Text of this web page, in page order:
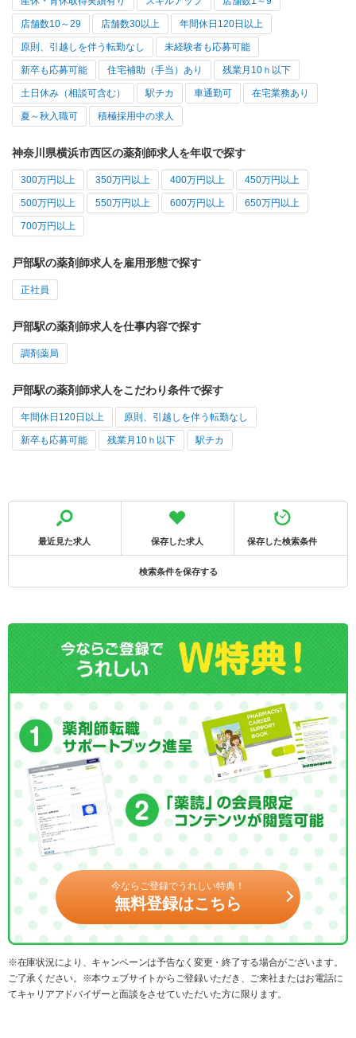
店舗数10～29 店舗数30以上 年間休日120日以上
原則、引越しを伴う転勤なし 未経験者も応募可能
新卒も応募可能 住宅補助（手当）あり 残業月10ｈ以下
土日休み（相談可含む） 駅チカ 車通勤可 在宅業務あり
夏～秋入職可 積極採用中の求人
神奈川県横浜市西区の薬剤師求人を年収で探す
300万円以上 350万円以上 400万円以上 450万円以上
500万円以上 550万円以上 600万円以上 650万円以上
700万円以上
戸部駅の薬剤師求人を雇用形態で探す
正社員
戸部駅の薬剤師求人を仕事内容で探す
調剤薬局
戸部駅の薬剤師求人をこだわり条件で探す
年間休日120日以上 原則、引越しを伴う転勤なし
新卒も応募可能 残業月10ｈ以下 駅チカ
最近見た求人 保存した求人 保存した検索条件
検索条件を保存する
今ならご登録でうれしい特典！
無料登録はこちら
※在庫状況により、キャンペーンは予告なく変更・終了する場合がございます。
ご了承ください。※本ウェブサイトからご登録いただき、ご来社またはお電話に
てキャリアアドバイザーと面談をさせていただいた方に限ります。